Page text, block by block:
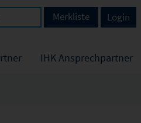
IHK Ansprechpartner
Login
Merkliste